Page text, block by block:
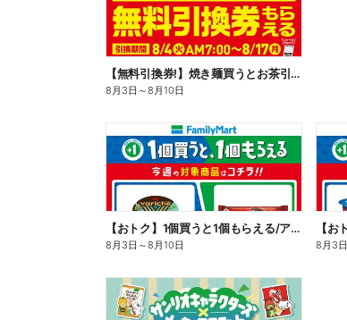
【無料引換券!】焼き麺買うとお茶引換券貰える!
8月3日 ～8月10日
【おトク】1個買うと1個もらえる/アイス
8月3日 ～8月10日 8月3日